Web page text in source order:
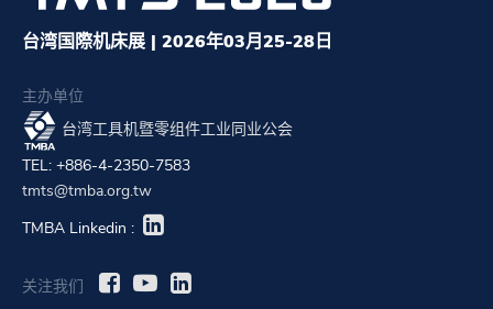
台湾国際机床展 | 2026年03月25-28日
主办单位
台湾工具机暨零组件工业同业公会
TEL: +886-4-2350-7583
tmts@tmba.org.tw
TMBA Linkedin :
关注我们